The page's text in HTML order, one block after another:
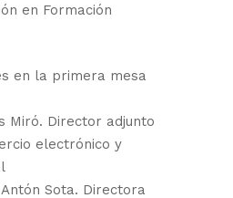
en Formación
en la primera mesa
Miró. Director adjunto
electrónico y
Sota. Directora